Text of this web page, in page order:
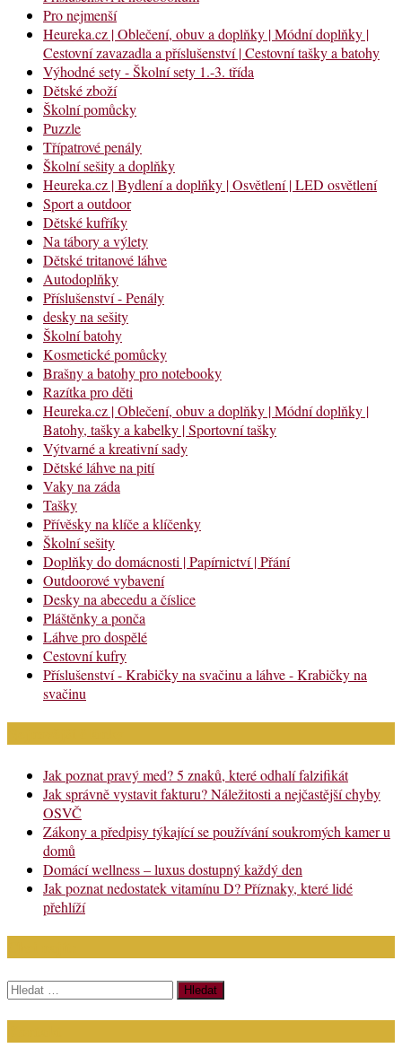
Pro nejmenší
Heureka.cz | Oblečení, obuv a doplňky | Módní doplňky |
Cestovní zavazadla a příslušenství | Cestovní tašky a batohy
Výhodné sety - Školní sety 1.-3. třída
Dětské zboží
Školní pomůcky
Puzzle
Třípatrové penály
Školní sešity a doplňky
Heureka.cz | Bydlení a doplňky | Osvětlení | LED osvětlení
Sport a outdoor
Dětské kufříky
Na tábory a výlety
Dětské tritanové láhve
Autodoplňky
Příslušenství - Penály
desky na sešity
Školní batohy
Kosmetické pomůcky
Brašny a batohy pro notebooky
Razítka pro děti
Heureka.cz | Oblečení, obuv a doplňky | Módní doplňky |
Batohy, tašky a kabelky | Sportovní tašky
Výtvarné a kreativní sady
Dětské láhve na pití
Vaky na záda
Tašky
Přívěsky na klíče a klíčenky
Školní sešity
Doplňky do domácnosti | Papírnictví | Přání
Outdoorové vybavení
Desky na abecedu a číslice
Pláštěnky a ponča
Láhve pro dospělé
Cestovní kufry
Příslušenství - Krabičky na svačinu a láhve - Krabičky na
svačinu
Jak poznat pravý med? 5 znaků, které odhalí falzifikát
Jak správně vystavit fakturu? Náležitosti a nejčastější chyby
OSVČ
Zákony a předpisy týkající se používání soukromých kamer u
domů
Domácí wellness – luxus dostupný každý den
Jak poznat nedostatek vitamínu D? Příznaky, které lidé
přehlíží
Vyhledávání